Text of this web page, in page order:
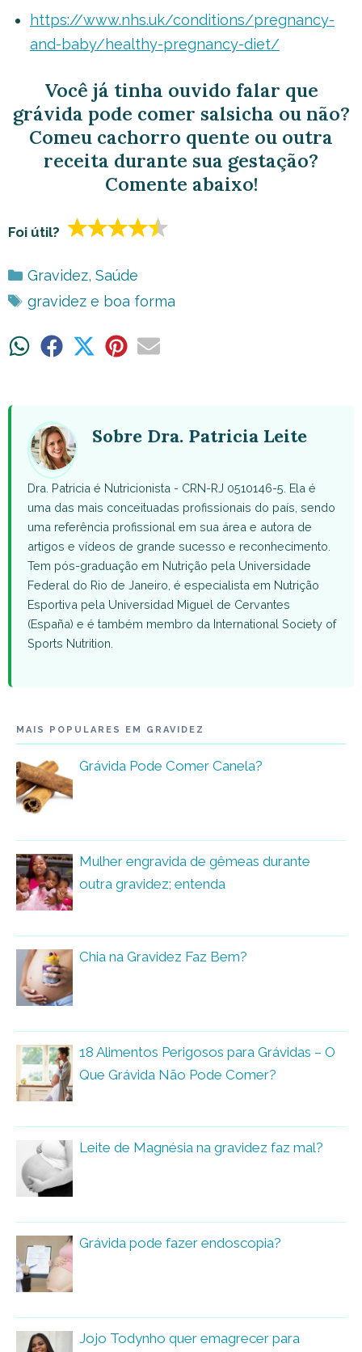
https://www.nhs.uk/conditions/pregnancy-
and-baby/healthy-pregnancy-diet/
Você já tinha ouvido falar que
grávida pode comer salsicha ou não?
Comeu cachorro quente ou outra
receita durante sua gestação?
Comente abaixo!
Foi útil?
Categorias
Gravidez, Saúde
Tags
gravidez e boa forma
ShareShare ShareShareShare
Sobre Dra. Patricia Leite
Dra. Patricia é Nutricionista - CRN-RJ 0510146-5. Ela é
uma das mais conceituadas profissionais do país, sendo
uma referência profissional em sua área e autora de
artigos e vídeos de grande sucesso e reconhecimento.
Tem pós-graduação em Nutrição pela Universidade
Federal do Rio de Janeiro, é especialista em Nutrição
Esportiva pela Universidad Miguel de Cervantes
(España) e é também membro da International Society of
Sports Nutrition.
MAIS POPULARES EM GRAVIDEZ
Grávida Pode Comer Canela?
Mulher engravida de gêmeas durante
outra gravidez; entenda
Chia na Gravidez Faz Bem?
18 Alimentos Perigosos para Grávidas – O
Que Grávida Não Pode Comer?
Leite de Magnésia na gravidez faz mal?
Grávida pode fazer endoscopia?
Jojo Todynho quer emagrecer para